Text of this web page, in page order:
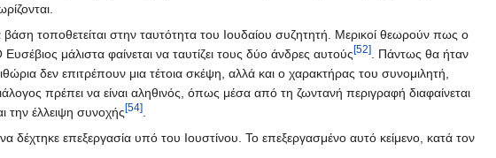
τοποθετείται στην ταυτότητα του Ιουδαίου συζητητή. Μερικοί θεωρούν πως ο
μάλιστα φαίνεται να ταυτίζει τους δύο άνδρες αυτούς[52]
. Πάντως θα ήταν
δεν επιτρέπουν μια τέτοια σκέψη, αλλά και ο χαρακτήρας του συνομιλητή,
πρέπει να είναι αληθινός, όπως μέσα από τη ζωντανή περιγραφή διαφαίνεται
την έλλειψη συνοχής[54]
επεξεργασία υπό του Ιουστίνου. Το επεξεργασμένο αυτό κείμενο, κατά τον